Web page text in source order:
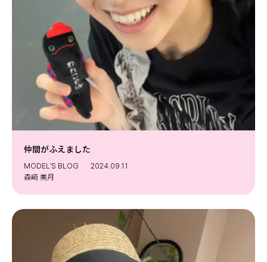
仲間がふえました
MODEL’S BLOG
2024.09.11
森﨑 美月